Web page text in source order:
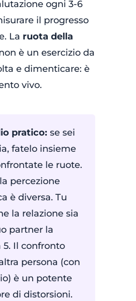
ogni 3-6
il progresso
La ruota della
è un esercizio da
e dimenticare: è
vivo.
pratico: se sei
fatelo insieme
le ruote.
percezione
è diversa. Tu
la relazione sia
partner la
5. Il confronto
persona (con
è un potente
di distorsioni.